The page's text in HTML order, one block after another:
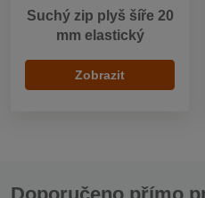
Suchý zip plyš šíře 20
mm elastický
Zobrazit